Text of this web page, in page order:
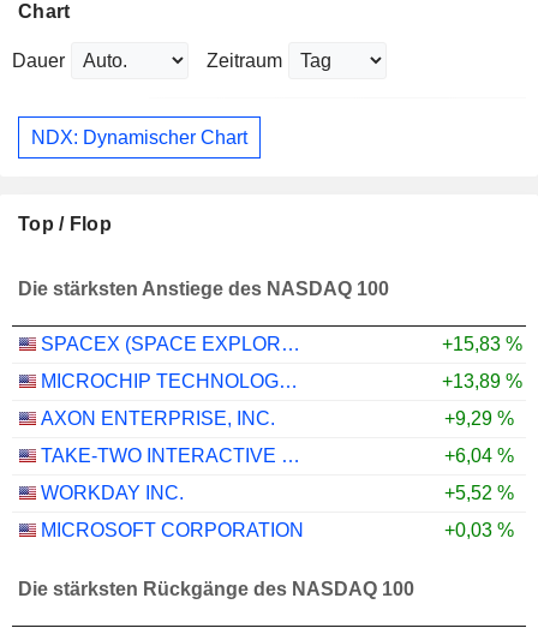
Chart
Dauer Zeitraum
NDX: Dynamischer Chart
Top / Flop
Die stärksten Anstiege des NASDAQ 100
SPACEX (SPACE EXPLORATION TECHNOLOGIES)
+15,83 %
MICROCHIP TECHNOLOGY INCORPORATED
+13,89 %
AXON ENTERPRISE, INC.
+9,29 %
TAKE-TWO INTERACTIVE SOFTWARE, INC.
+6,04 %
WORKDAY INC.
+5,52 %
MICROSOFT CORPORATION
+0,03 %
Die stärksten Rückgänge des NASDAQ 100